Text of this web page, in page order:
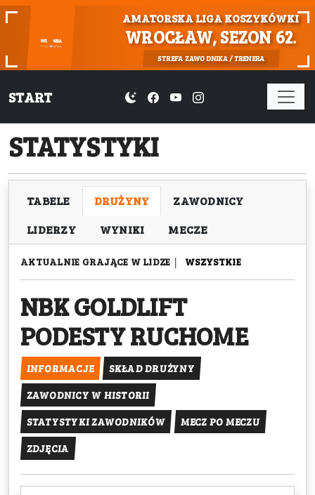
AMATORSKA LIGA KOSZYKÓWKI
WROCŁAW, SEZON 62.
STREFA ZAWODNIKA / TRENERA
START
STATYSTYKI
TABELE DRUŻYNY
ZAWODNICY
LIDERZY
WYNIKI MECZE
AKTUALNIE GRAJĄCE W LIDZE | WSZYSTKIE
NBK GOLDLIFT
PODESTY RUCHOME
INFORMACJE
SKŁAD DRUŻYNY
ZAWODNICY W HISTORII
STATYSTYKI ZAWODNIKÓW
MECZ PO MECZU
ZDJĘCIA